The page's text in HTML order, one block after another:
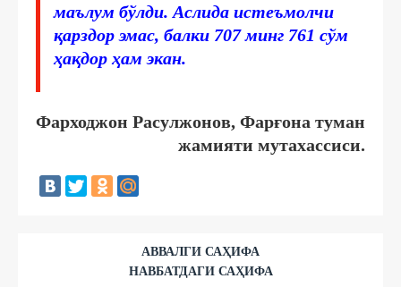
маълум бўлди. Аслида истеъмолчи
қарздор эмас, балки 707 минг 761 сўм
ҳақдор ҳам экан.
Фарходжон Расулжонов, Фарғона туман
жамияти мутахассиси.
АВВАЛГИ САҲИФА
НАВБАТДАГИ САҲИФА